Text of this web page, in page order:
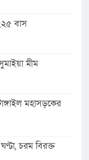
বাস
মীম
মহাসড়কের
চরম বিরক্ত